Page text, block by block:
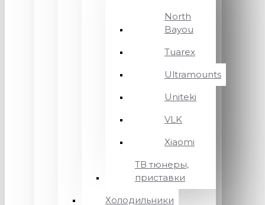
North
Bayou
Tuarex
Ultramounts
Uniteki
VLK
Xiaomi
ТВ тюнеры,
приставки
Холодильники